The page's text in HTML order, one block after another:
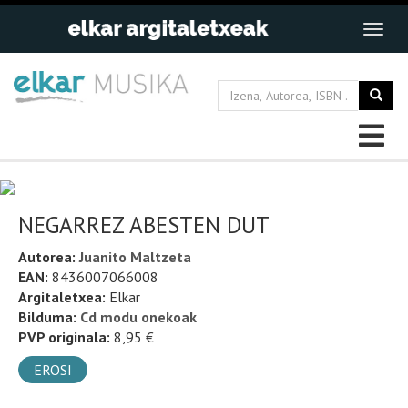
NEGARREZ ABESTEN DUT
Autorea:Juanito Maltzeta
EAN: 8436007066008
Argitaletxea: Elkar
Bilduma: Cd modu onekoak
PVP originala: 8,95 €
EROSI